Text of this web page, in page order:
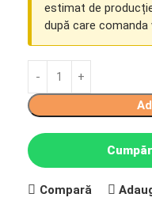
estimat de
după care comanda
Compară